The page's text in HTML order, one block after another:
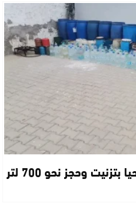
تفكيك مصنع تقليدي للماحيا بتزنيت وحجز نحو 700 لتر